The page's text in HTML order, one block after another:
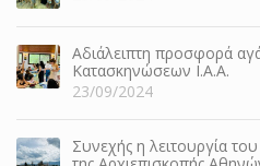
Αδιάλειπτη προσφορά
Κατασκηνώσεων Ι.Α.Α.
23/09/2024
Συνεχής η λειτουργία